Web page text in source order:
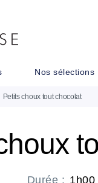
Nos sélections
Petits choux tout chocolat
Durée : 1h00